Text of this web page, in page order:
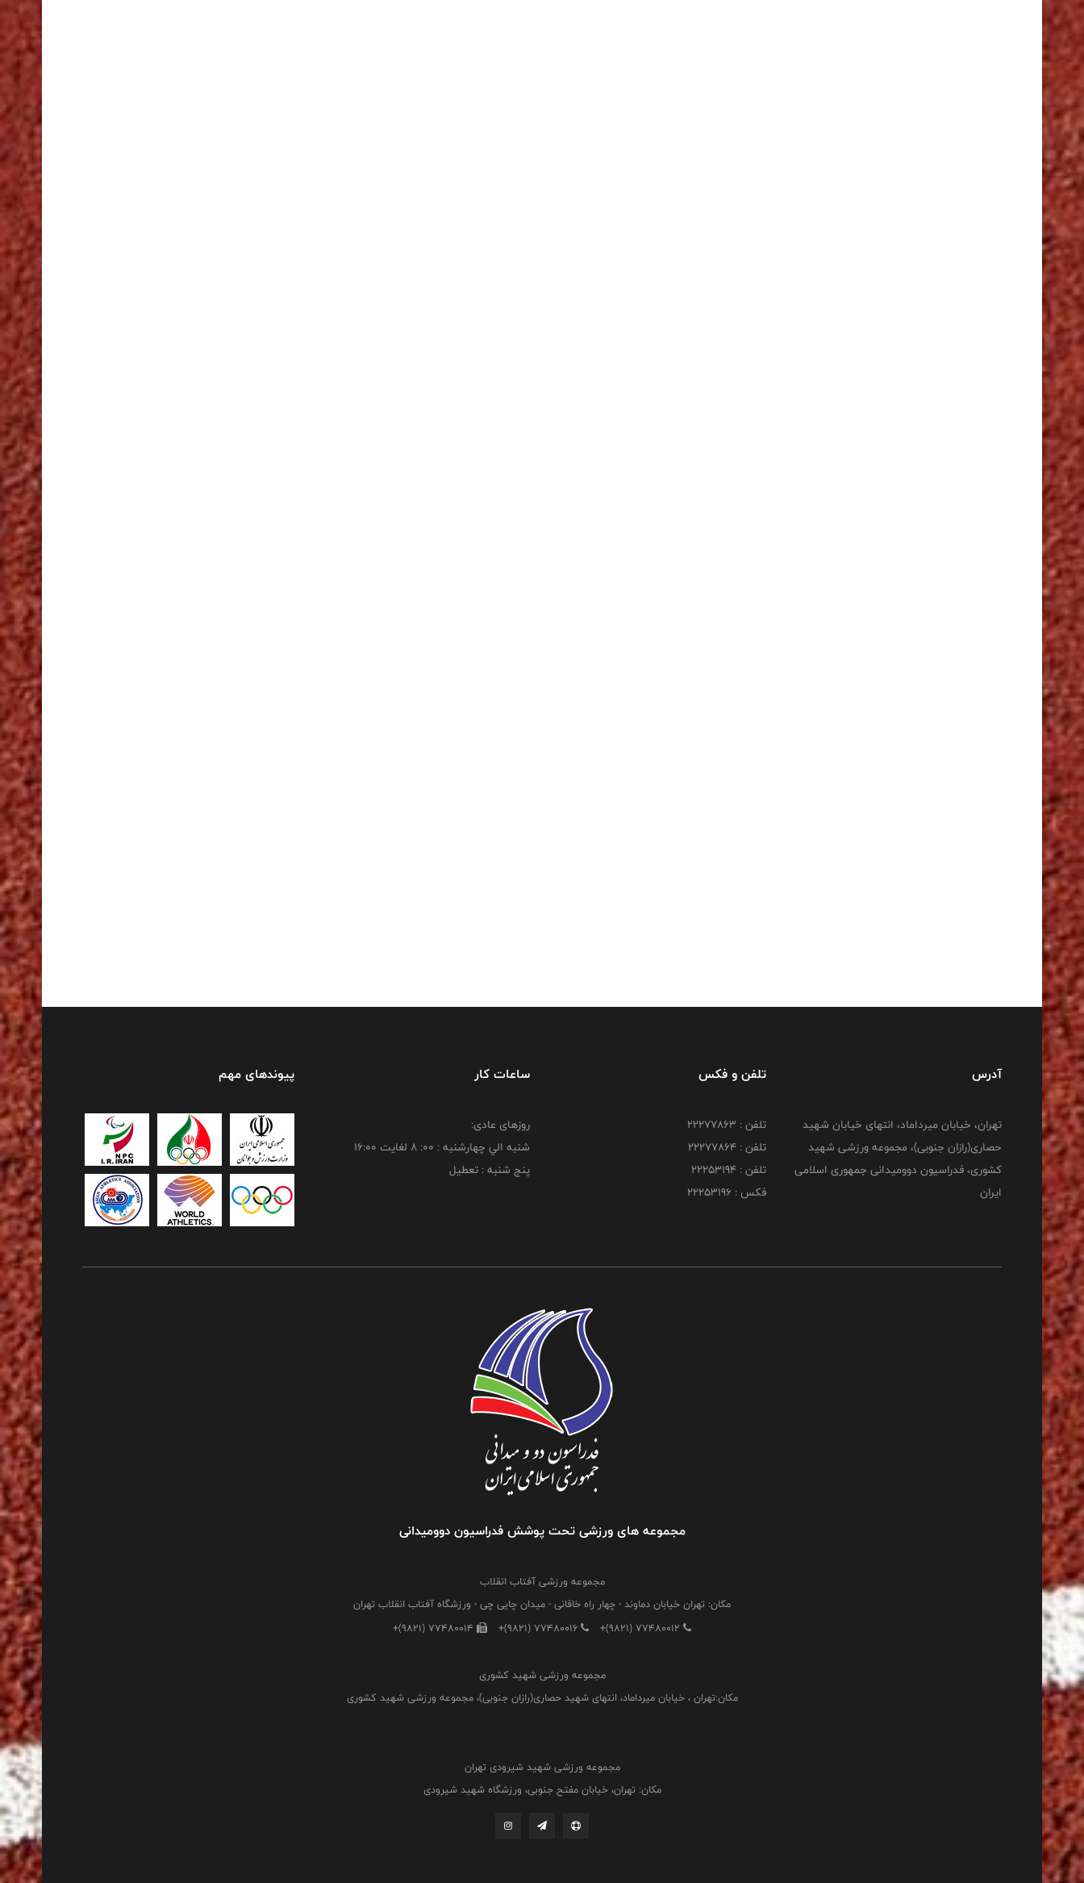
آدرس
تهران، خیابان میرداماد، انتهای خیابان شهید
حصاری(رازان جنوبی)، مجموعه ورزشی شهید
کشوری، فدراسیون دوومیدانی جمهوری اسلامی
ایران
تلفن و فکس
تلفن : 22277863
تلفن : 22277864
تلفن : 22253194
فکس : 22253196
ساعات کار
روزهای عادی:
شنبه الي چهارشنبه : 00: 8 لغايت 16:00
پنج شنبه : تعطیل
پیوندهای مهم
مجموعه های ورزشی تحت پوشش فدراسیون دوومیدانی
مجموعه ورزشی آفتاب انقلاب
مکان: تهران خیابان دماوند - چهار راه خاقانی - میدان چایی چی - ورزشگاه آفتاب انقلاب تهران
+(9821) 77480012
+(9821) 77480016
+(9821) 77480014
مجموعه ورزشی شهید کشوری
مکان:تهران ، خیابان میرداماد، انتهای شهید حصاری(رازان جنوبی)، مجموعه ورزشی شهید کشوری
مجموعه ورزشی شهید شیرودی تهران
مکان: تهران، خیابان مفتح جنوبی، ورزشگاه شهید شیرودی